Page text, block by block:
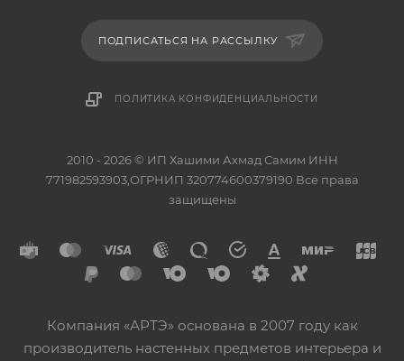
ПОДПИСАТЬСЯ НА РАССЫЛКУ
ПОЛИТИКА КОНФИДЕНЦИАЛЬНОСТИ
2010 - 2026 © ИП Хашими Ахмад Самим ИНН
771982593903,ОГРНИП 320774600379190 Все права
защищены
Компания «АРТЭ» основана в 2007 году как
производитель настенных предметов интерьера и